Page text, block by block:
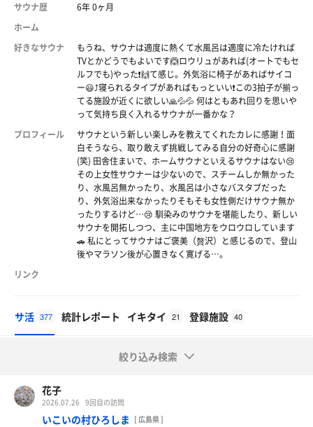
サウナ歴
6年 0ヶ月
ホーム
好きなサウナ
もうね、サウナは適度に熱くて水風呂は適度に冷たければ
TVとかどうでもよいです🙆ロウリュがあれば(オートでもセ
ルフでも)やった❗🙌て感じ。外気浴に椅子があればサイコ
ー😃⤴️寝られるタイプがあればもっといい❗️この3拍子が揃っ
てる施設が近くに欲しい🙏💦💦 何はともあれ回りを思いや
って気持ち良く入れるサウナが一番かな？
プロフィール
サウナという新しい楽しみを教えてくれたカレに感謝！面
白そうなら、取り敢えず挑戦してみる自分の好奇心に感謝
(笑) 田舎住まいで、ホームサウナといえるサウナはない😢
その上女性サウナーは少ないので、スチームしか無かった
り、水風呂無かったり、水風呂は小さなバスタブだった
り、外気浴出来なかったりそもそも女性側だけサウナ無か
ったりするけど…😢 馴染みのサウナを堪能したり、新しい
サウナを開拓しつつ、主に中国地方をウロウロしています
🚗 私にとってサウナはご褒美（贅沢）と感じるので、登山
後やマラソン後が心置きなく寛げる…。
リンク
サ活 377 統計レポート イキタイ 21 登録施設 40
絞り込み検索
花子
2026.07.26 9回目の訪問
いこいの村ひろしま [ 広島県 ]